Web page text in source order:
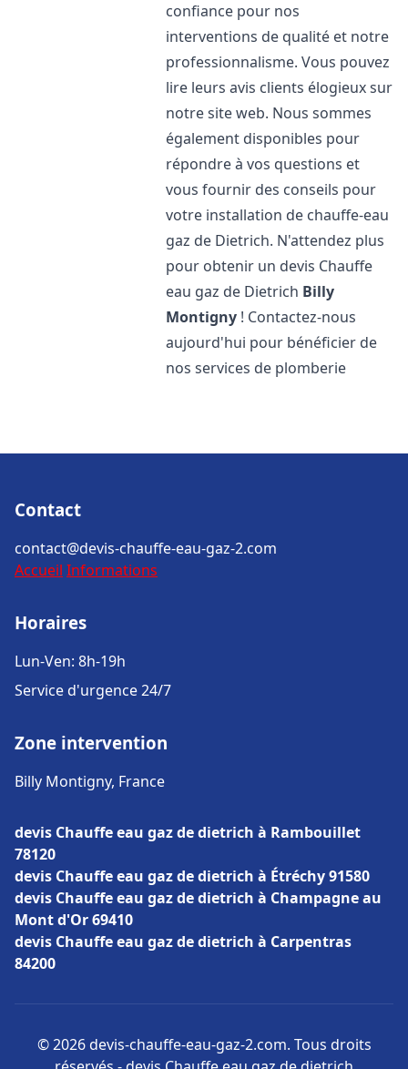
confiance pour nos
interventions de qualité et notre
professionnalisme. Vous pouvez
lire leurs avis clients élogieux sur
notre site web. Nous sommes
également disponibles pour
répondre à vos questions et
vous fournir des conseils pour
votre installation de chauffe-eau
gaz de Dietrich. N'attendez plus
pour obtenir un devis Chauffe
eau gaz de Dietrich Billy
Montigny ! Contactez-nous
aujourd'hui pour bénéficier de
nos services de plomberie
Contact
contact@devis-chauffe-eau-gaz-2.com
Accueil Informations
Horaires
Lun-Ven: 8h-19h
Service d'urgence 24/7
Zone intervention
Billy Montigny, France
devis Chauffe eau gaz de dietrich à Rambouillet
78120
devis Chauffe eau gaz de dietrich à Étréchy 91580
devis Chauffe eau gaz de dietrich à Champagne au
Mont d'Or 69410
devis Chauffe eau gaz de dietrich à Carpentras
84200
© 2026 devis-chauffe-eau-gaz-2.com. Tous droits